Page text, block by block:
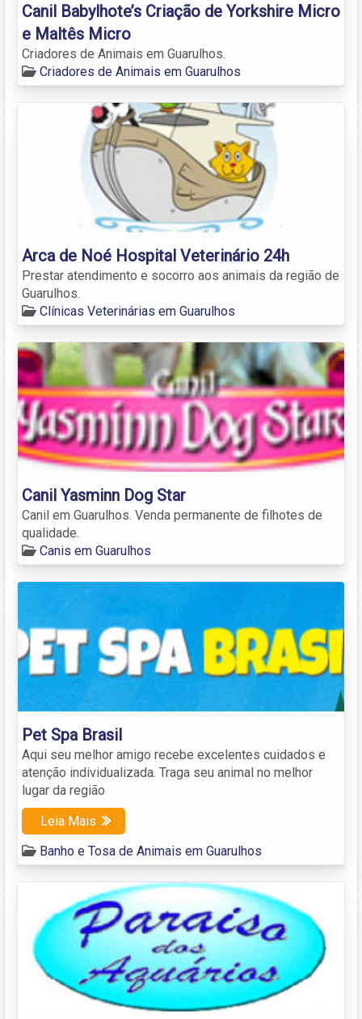
Canil Babylhote’s Criação de Yorkshire Micro
e Maltês Micro
Criadores de Animais em Guarulhos.
Criadores de Animais em Guarulhos
Arca de Noé Hospital Veterinário 24h
Prestar atendimento e socorro aos animais da região de
Guarulhos.
Clínicas Veterinárias em Guarulhos
Canil Yasminn Dog Star
Canil em Guarulhos. Venda permanente de filhotes de
qualidade.
Canis em Guarulhos
Pet Spa Brasil
Aqui seu melhor amigo recebe excelentes cuidados e
atenção individualizada. Traga seu animal no melhor
lugar da região
Leia Mais
Banho e Tosa de Animais em Guarulhos